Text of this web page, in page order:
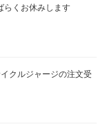
らくお休みします
クルジャージの注文受